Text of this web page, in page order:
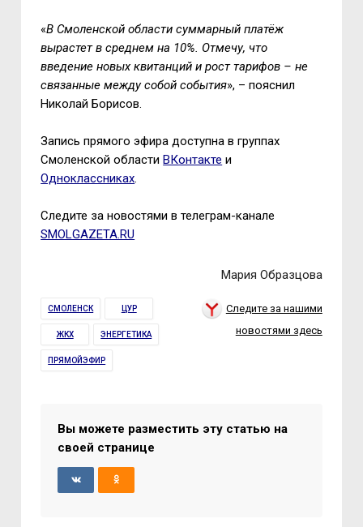
«В Смоленской области суммарный платёж
вырастет в среднем на 10%. Отмечу, что
введение новых квитанций и рост тарифов – не
связанные между собой события», – пояснил
Николай Борисов.
Запись прямого эфира доступна в группах
Смоленской областиВКонтакте и
Одноклассниках.
Следите за новостями в телеграм-канале
SMOLGAZETA.RU
Мария Образцова
СМОЛЕНСК ЦУР
ЖКХ ЭНЕРГЕТИКА
ПРЯМОЙЭФИР
Следите за нашими
новостями здесь
Вы можете разместить эту статью на
своей странице